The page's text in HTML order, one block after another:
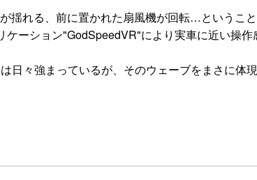
揺れる、前に置かれた扇風機が回転…というこ
ーション"GodSpeedVR"により実車に近い操作
々強まっているが、そのウェーブをまさに体現